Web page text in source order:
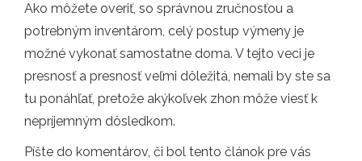
Ako môžete overiť, so správnou zručnosťou a
potrebným inventárom, celý postup výmeny je
možné vykonať samostatne doma. V tejto veci je
presnosť a presnosť veľmi dôležitá, nemali by ste sa
tu ponáhľať, pretože akýkoľvek zhon môže viesť k
nepríjemným dôsledkom.
Píšte do komentárov, či bol tento článok pre vás